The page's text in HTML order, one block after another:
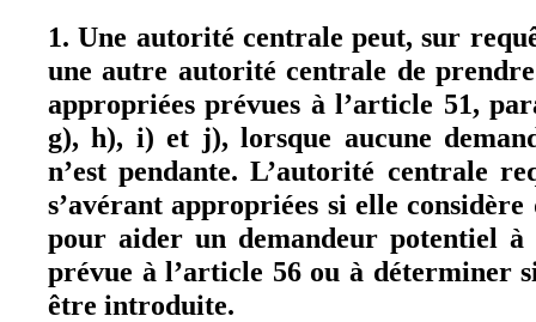
1. Une autorité centrale peut, sur
une autre autorité centrale de prendre
appropriées prévues à l’article 51,
g), h), i) et j), lorsque aucune
n’est pendante. L’autorité centrale
s’avérant appropriées si elle considère
pour aider un demandeur potentiel à
prévue à l’article 56 ou à déterminer
être introduite.